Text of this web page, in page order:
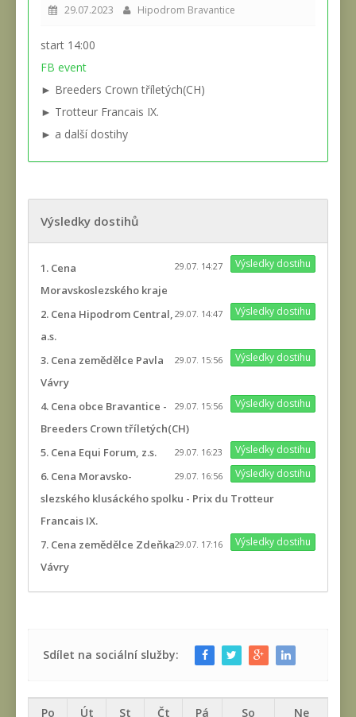
29.07.2023 Hipodrom Bravantice
start 14:00
FB event
► Breeders Crown tříletých(CH)
► Trotteur Francais IX.
► a další dostihy
Výsledky dostihů
Výsledky dostihu
29.07. 14:27
1. Cena
Moravskoslezského kraje
Výsledky dostihu
29.07. 14:47
2. Cena Hipodrom Central,
a.s.
Výsledky dostihu
29.07. 15:56
3. Cena zemědělce Pavla
Vávry
Výsledky dostihu
29.07. 15:56
4. Cena obce Bravantice -
Breeders Crown tříletých(CH)
Výsledky dostihu
29.07. 16:23
5. Cena Equi Forum, z.s.
Výsledky dostihu
29.07. 16:56
6. Cena Moravsko-
slezského klusáckého spolku - Prix du Trotteur
Francais IX.
Výsledky dostihu
29.07. 17:16
7. Cena zemědělce Zdeňka
Vávry
Sdílet na sociální služby:
Po Út St Čt Pá So Ne